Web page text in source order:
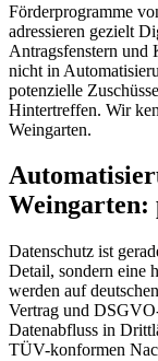
Förderprogramme
adressieren gezielt
Antragsfenstern und
nicht in
potenzielle
Hintertreffen. Wir
Weingarten.
Weingarten:
Datenschutz ist
Detail, sondern eine
werden auf
Vertrag und
Datenabfluss in
TÜV-konformen